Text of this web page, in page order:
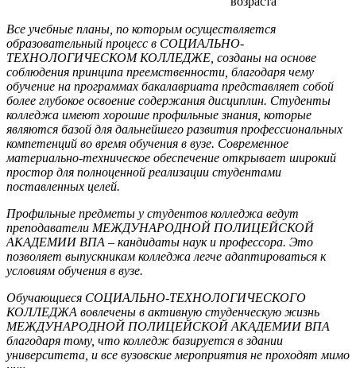
Все учебные планы, по которым осуществляется
образовательный процесс в СОЦИАЛЬНО-
ТЕХНОЛОГИЧЕСКОМ КОЛЛЕДЖЕ, созданы на основе
соблюдения принципа преемственности, благодаря чему
обучение на программах бакалавриата представляет собой
более глубокое освоение содержания дисциплин. Студенты
колледжа имеют хорошие профильные знания, которые
являются базой для дальнейшего развития профессиональных
компетенций во время обучения в вузе. Современное
материально-техническое обеспечение открывает широкий
простор для полноценной реализации студентами
поставленных целей.
Профильные предметы у студентов колледжа ведут
преподаватели МЕЖДУНАРОДНОЙ ПОЛИЦЕЙСКОЙ
АКАДЕМИИ ВПА – кандидаты наук и профессора. Это
позволяет выпускникам колледжа легче адаптироваться к
условиям обучения в вузе.
Обучающиеся СОЦИАЛЬНО-ТЕХНОЛОГИЧЕСКОГО
КОЛЛЕДЖА вовлечены в активную студенческую жизнь
МЕЖДУНАРОДНОЙ ПОЛИЦЕЙСКОЙ АКАДЕМИИ ВПА
благодаря тому, что колледж базируется в здании
университета, и все вузовские мероприятия не проходят мимо